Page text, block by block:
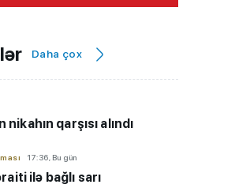
Daha çox
qarşısı alındı
17:36, Bu gün
ilə bağlı sarı